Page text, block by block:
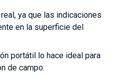
ya que las indicaciones
en la superficie del
portátil lo hace ideal para
de campo.